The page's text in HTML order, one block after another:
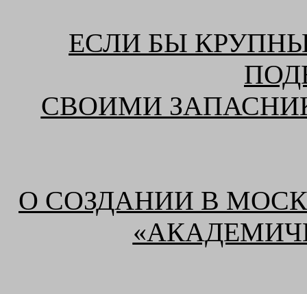
ЕСЛИ БЫ
СВОИМИ
О СОЗДАНИИ В